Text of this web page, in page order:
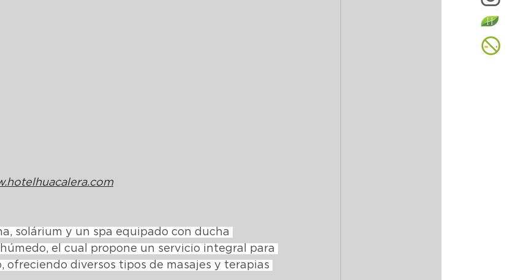
solárium y un spa equipado con ducha
el cual propone un servicio integral para
ofreciendo diversos tipos de masajes y terapias